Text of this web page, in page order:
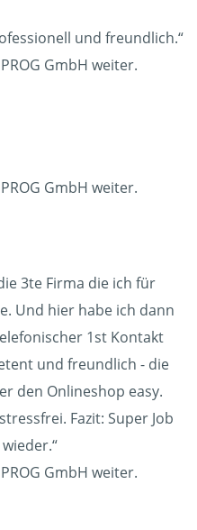
und freundlich.“
GmbH weiter.
GmbH weiter.
3te Firma die ich für
Und hier habe ich dann
1st Kontakt
und freundlich - die
den Onlineshop easy.
Fazit: Super Job
GmbH weiter.